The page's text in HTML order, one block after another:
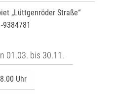
„Lüttgenröder Straße“
9384781
01.03. bis 30.11.
Uhr